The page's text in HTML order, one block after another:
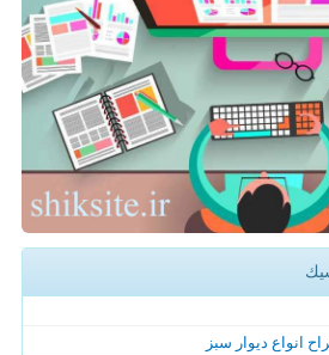
انواع دیوار سبز